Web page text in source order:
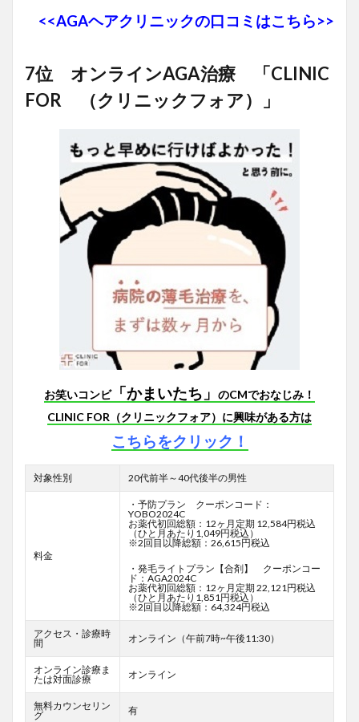
<<AGAヘアクリニックの口コミはこちら>>
7位 オンラインAGA治療 「CLINIC
FOR （クリニックフォア）」
お笑いコンビ「かまいたち」 のCMでおなじみ！
CLINIC FOR（クリニックフォア）に興味がある方は
こちらをクリック！
対象性別 20代前半～40代後半の男性
料金
・予防プラン クーポンコード：
YOBO2024C
お薬代初回総額：12ヶ月定期 12,584円税込
（ひと月あたり1,049円税込）
※2回目以降総額：26,615円税込
・発毛ライトプラン【合剤】 クーポンコー
ド：AGA2024C
お薬代初回総額：12ヶ月定期 22,121円税込
（ひと月あたり1,851円税込）
※2回目以降総額：64,324円税込
アクセス・診療時
間
オンライン（午前7時~午後11:30）
オンライン診療ま
たは対面診療
オンライン
無料カウンセリン
グ
有